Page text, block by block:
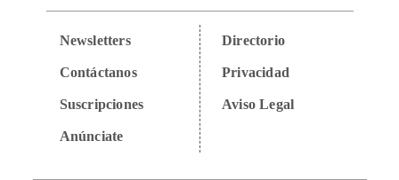
Newsletters
Contáctanos
Suscripciones
Anúnciate
Directorio
Privacidad
Aviso Legal